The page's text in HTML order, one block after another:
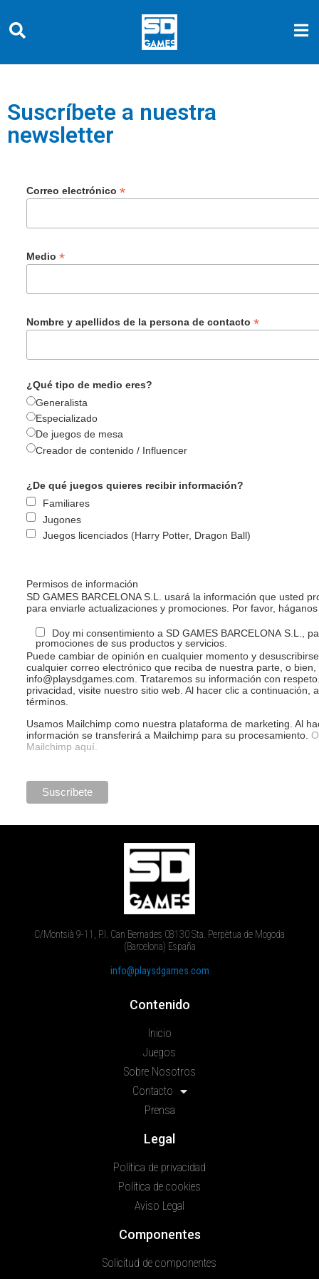
Suscríbete a nuestra
newsletter
Correo electrónico *
Medio *
Nombre y apellidos de la persona de contacto *
¿Qué tipo de medio eres?
Generalista
Especializado
De juegos de mesa
Creador de contenido / Influencer
¿De qué juegos quieres recibir información?
Familiares
Jugones
Juegos licenciados (Harry Potter, Dragon Ball)
Permisos de información
SD GAMES BARCELONA S.L. usará la información que usted
para enviarle actualizaciones y promociones. Por favor,
Doy mi consentimiento a SD GAMES BARCELONA S.L.,
promociones de sus productos y servicios.
Puede cambiar de opinión en cualquier momento y
cualquier correo electrónico que reciba de nuestra parte, o
info@playsdgames.com. Trataremos su información con
privacidad, visite nuestro sitio web. Al hacer clic a
términos.
Usamos Mailchimp como nuestra plataforma de marketing. Al
información se transferirá a Mailchimp para su procesamiento.
Mailchimp aquí.
C/Montsià 9-11, P.I. Can Bernades 08130 Sta. Perpètua de Mogoda
(Barcelona) España
info@playsdgames.com
Contenido
Inicio
Juegos
Sobre Nosotros
Contacto
Prensa
Legal
Política de privacidad
Política de cookies
Aviso Legal
Componentes
Solicitud de componentes